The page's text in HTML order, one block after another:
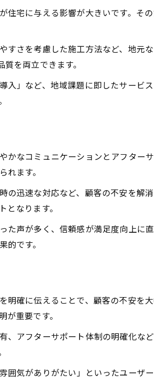
務店経営の判断基準
店経営の選定ポイント
店経営の新潮流
工務店経営の提案力
を支える経営視点
工務店経営の重要性
視の工務店経営戦略
思える工務店経営の特徴
宅に与える影響が大きいです。そ
さを考慮した施工方法など、地元
を両立できます。
」など、地域課題に即したサービ
なコミュニケーションとアフター
ます。
迅速な対応など、顧客の不安を解
なります。
声が多く、信頼感が満足度向上に
です。
確に伝えることで、顧客の不安を
重要です。
アフターサポート体制の明確化な
気がありがたい」といったユーザ